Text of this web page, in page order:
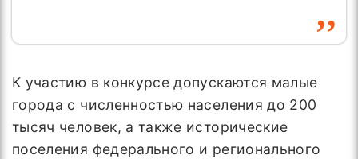
К участию в конкурсе допускаются малые
города с численностью населения до 200
тысяч человек, а также исторические
поселения федерального и регионального